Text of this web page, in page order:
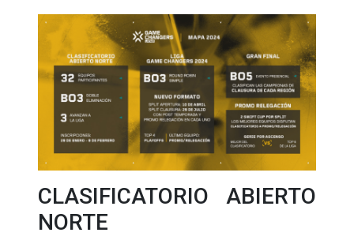
CLASIFICATORIO ABIERTO
NORTE